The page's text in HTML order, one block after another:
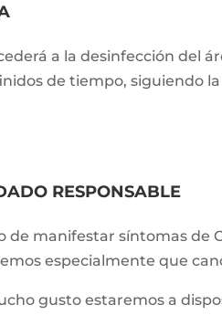
a la desinfección del
de tiempo, siguiendo
RESPONSABLE
de manifestar síntomas de
especialmente que
gusto estaremos a